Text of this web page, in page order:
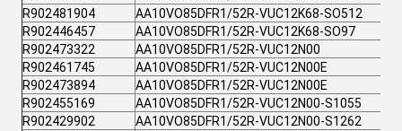
R902481904
AA10VO85DFR1/52R-VUC12K68-SO512
R902446457
AA10VO85DFR1/52R-VUC12K68-SO97
R902473322
AA10VO85DFR1/52R-VUC12N00
R902461745
AA10VO85DFR1/52R-VUC12N00E
R902473894
AA10VO85DFR1/52R-VUC12N00E
R902455169
AA10VO85DFR1/52R-VUC12N00-S1055
R902429902
AA10VO85DFR1/52R-VUC12N00-S1262